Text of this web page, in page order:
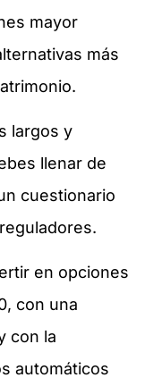
mayor
más
largos y
llenar de
cuestionario
en opciones
con una
con la
automáticos